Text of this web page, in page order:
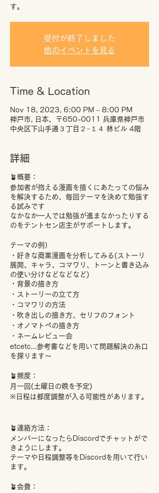
す。
受付が終了しました
他のイベントを見る
Time & Location
Nov 18, 2023, 6:00 PM – 8:00 PM
神戸市, 日本、〒650-0011 兵庫県神戸市
中央区下山手通３丁目２−１４ 林ビル 4階
詳細
🪴概要：
参加者が抱える漫画を描くにあたっての悩み
を解決するため、毎回テーマを決めて勉強す
る試みです
なかなか一人では勉強が進まなかったりする
のをテントセン店主がサポートします。
テーマの例）
・好きな商業漫画を分析してみる(ストーリ
展開、キャラ、コマワリ、トーンと書き込み
の使い分けなどなどなど)
・背景の描き方
・ストーリーの立て方
・コマワリの方法
・吹き出しの描き方、セリフのフォント
・オノマトペの描き方
・ネームレビュー会
etcetc...参考書などを用いて問題解決の糸口
を探ります～
🪴頻度：
月一回(土曜日の晩を予定)
※日程は都度調整が入る可能性があります。
🪴連絡方法：
メンバーになったらDiscordでチャットがで
きようにします。
テーマや日程調整等をDiscordを用いて行い
ます。
🪴会費：